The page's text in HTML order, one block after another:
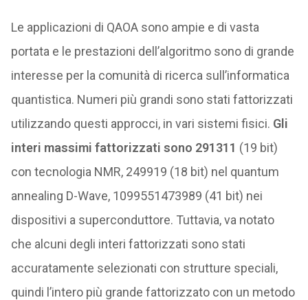
Le applicazioni di QAOA sono ampie e di vasta
portata e le prestazioni dell’algoritmo sono di grande
interesse per la comunità di ricerca sull’informatica
quantistica. Numeri più grandi sono stati fattorizzati
utilizzando questi approcci, in vari sistemi fisici. Gli
interi massimi fattorizzati sono 291311 (19 bit)
con tecnologia NMR, 249919 (18 bit) nel quantum
annealing D-Wave, 1099551473989 (41 bit) nei
dispositivi a superconduttore. Tuttavia, va notato
che alcuni degli interi fattorizzati sono stati
accuratamente selezionati con strutture speciali,
quindi l’intero più grande fattorizzato con un metodo